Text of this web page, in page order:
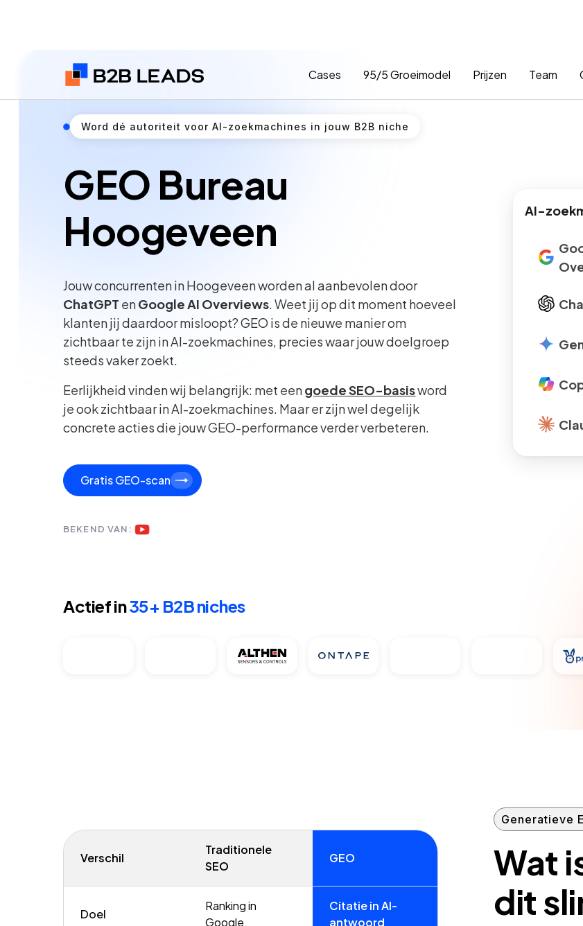
Cases 95/5 Groeimodel Prijzen Team
Word dé autoriteit voor AI-zoekmachines in jouw B2B niche
GEO Bureau
Hoogeveen
Jouw concurrenten in Hoogeveen worden al aanbevolen door
ChatGPT enGoogle AI Overviews . Weet jij op dit moment hoeveel
klanten jij daardoor misloopt? GEO is de nieuwe manier om
zichtbaar te zijn in AI-zoekmachines, precies waar jouw doelgroep
steeds vaker zoekt.
Eerlijkheid vinden wij belangrijk: met eengoede SEO-basisword
je ook zichtbaar in AI-zoekmachines. Maar er zijn wel degelijk
concrete acties die jouw GEO-performance verder verbeteren.
Gratis GEO-scan
BEKEND VAN:
AI-
Actief in35+ B2B niches
Verschil
Traditionele
SEO
GEO
Doel
Ranking in
Google
Citatie in AI-
antwoord
Generatieve
Wat
dit